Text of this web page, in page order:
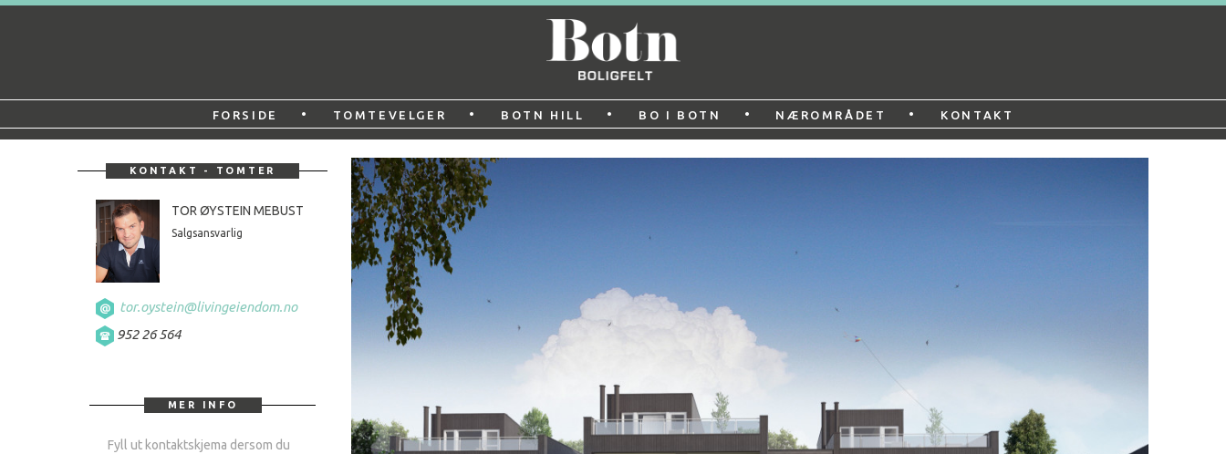
Gå
Forstørre
boligfeltFORSIDE • TOMTEVELGER • BOTN HILL • BO I BOTN • NÆROMRÅDET • KONTAKT
KONTAKT - TOMTER
TOR ØYSTEIN MEBUST
Salgsansvarlig
tor.oystein@livingeiendom.no
952 26 564
MER INFO
Fyll ut kontaktskjema dersom du